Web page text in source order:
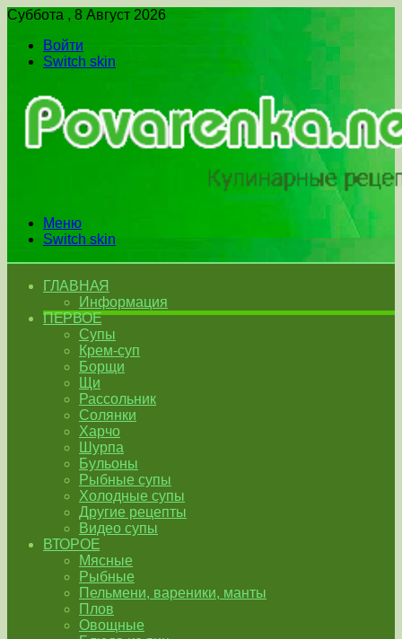
Суббота , 8 Август 2026
Войти
Switch skin
Меню
Switch skin
ГЛАВНАЯ
Информация
ПЕРВОЕ
Супы
Крем-суп
Борщи
Щи
Рассольник
Солянки
Харчо
Шурпа
Бульоны
Рыбные супы
Холодные супы
Другие рецепты
Видео супы
ВТОРОЕ
Мясные
Рыбные
Пельмени, вареники, манты
Плов
Овощные